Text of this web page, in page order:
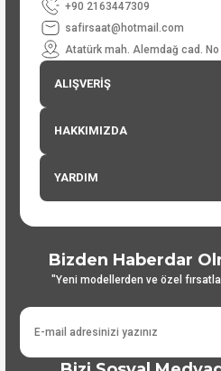
+90 2163447309
safirsaat@hotmail.com
Atatürk mah. Alemdağ cad.
ALIŞVERİŞ
HAKKIMIZDA
YARDIM
Bizden Haberdar
"Yeni modellerden ve özel